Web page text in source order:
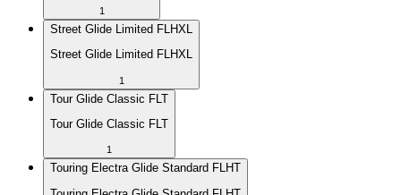
1
Street Glide Limited FLHXL
Street Glide Limited FLHXL
1
Tour Glide Classic FLT
Tour Glide Classic FLT
1
Touring Electra Glide Standard FLHT